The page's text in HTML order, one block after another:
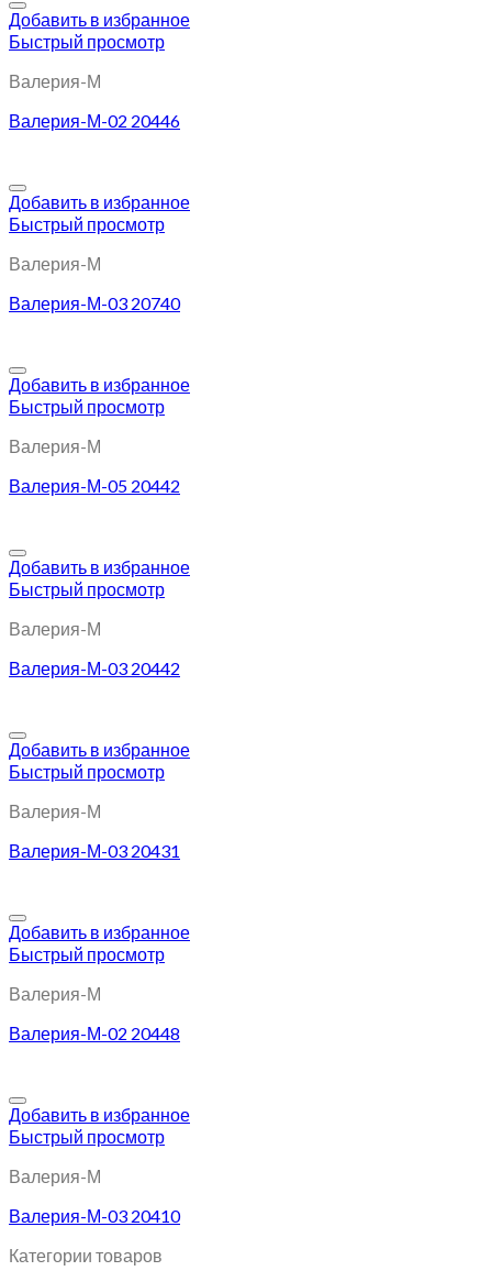
Добавить в избранное
Быстрый просмотр
Валерия-М
Валерия-М-02 20446
Добавить в избранное
Быстрый просмотр
Валерия-М
Валерия-М-03 20740
Добавить в избранное
Быстрый просмотр
Валерия-М
Валерия-М-05 20442
Добавить в избранное
Быстрый просмотр
Валерия-М
Валерия-М-03 20442
Добавить в избранное
Быстрый просмотр
Валерия-М
Валерия-М-03 20431
Добавить в избранное
Быстрый просмотр
Валерия-М
Валерия-М-02 20448
Добавить в избранное
Быстрый просмотр
Валерия-М
Валерия-М-03 20410
Категории товаров